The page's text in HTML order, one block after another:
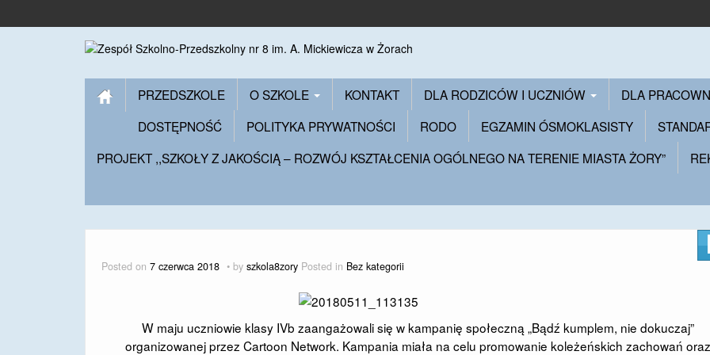
PRZEDSZKOLE O SZKOLE KONTAKT DLA RODZICÓW I UCZNIÓW DLA
DOSTĘPNOŚĆ
POLITYKA PRYWATNOŚCI RODO EGZAMIN ÓSMOKLASISTY
PROJEKT ,,SZKOŁY Z JAKOŚCIĄ – ROZWÓJ KSZTAŁCENIA OGÓLNEGO NA TERENIE MIASTA ŻORY”
Posted on 7 czerwca 2018 by szkola8zory Posted in Bez kategorii
W maju uczniowie klasy IVb zaangażowali się w kampanię społeczną „Bądź kumplem, nie dokuczaj”
organizowanej przez Cartoon Network. Kampania miała na celu promowanie koleżeńskich zachowań oraz